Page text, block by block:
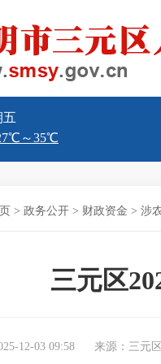
五
> 政务公开 > 财政资金 > 涉
三元区
12-03 09:58 来源：三元